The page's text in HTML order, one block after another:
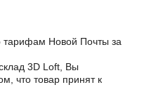
тарифам Новой Почты за
3D Loft, Вы
что товар принят к